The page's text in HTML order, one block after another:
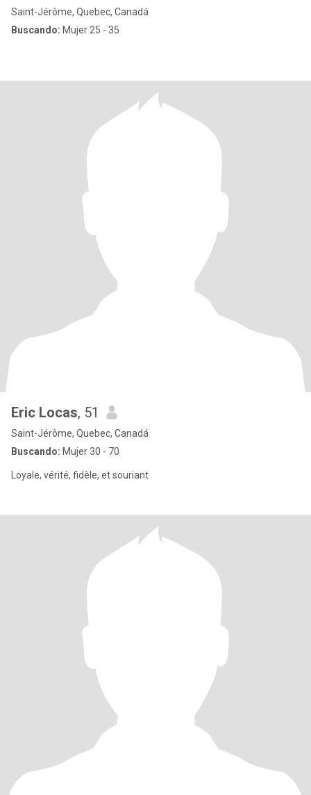
Saint-Jérôme, Quebec, Canadá
Buscando: Mujer 25 - 35
Eric Locas, 51
Saint-Jérôme, Quebec, Canadá
Buscando: Mujer 30 - 70
Loyale, vérité, fidèle, et souriant